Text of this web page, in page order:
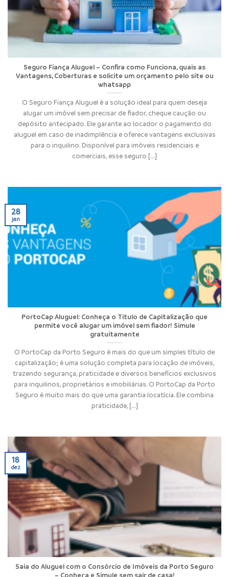
Seguro Fiança Aluguel – Confira como Funciona, quais as
Vantagens, Coberturas e solicite um orçamento pelo site ou
whatsapp
O Seguro Fiança Aluguel é a solução ideal para quem deseja
alugar um imóvel sem precisar de fiador, cheque caução ou
depósito antecipado. Ele garante ao locador o pagamento do
aluguel em caso de inadimplência e oferece vantagens exclusivas
para o inquilino. Disponível para imóveis residenciais e
comerciais, esse seguro [...]
PortoCap Aluguel: Conheça o Titulo de Capitalização que
permite você alugar um imóvel sem fiador! Simule
gratuitamente
O PortoCap da Porto Seguro é mais do que um simples título de
capitalização; é uma solução completa para locação de imóveis,
trazendo segurança, praticidade e diversos benefícios exclusivos
para inquilinos, proprietários e imobiliárias. O PortoCap da Porto
Seguro é muito mais do que uma garantia locatícia. Ele combina
praticidade, [...]
28
jan
Saia do Aluguel com o Consórcio de Imóveis da Porto Seguro
– Conheça e Simule sem sair de casa!
18
dez